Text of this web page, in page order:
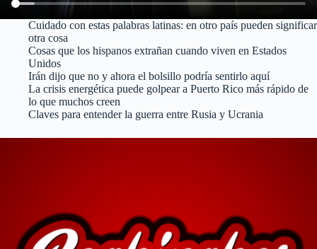
Cuidado con estas palabras latinas: en otro país pueden significar
otra cosa
Cosas que los hispanos extrañan cuando viven en Estados
Unidos
Irán dijo que no y ahora el bolsillo podría sentirlo aquí
La crisis energética puede golpear a Puerto Rico más rápido de
lo que muchos creen
Claves para entender la guerra entre Rusia y Ucrania